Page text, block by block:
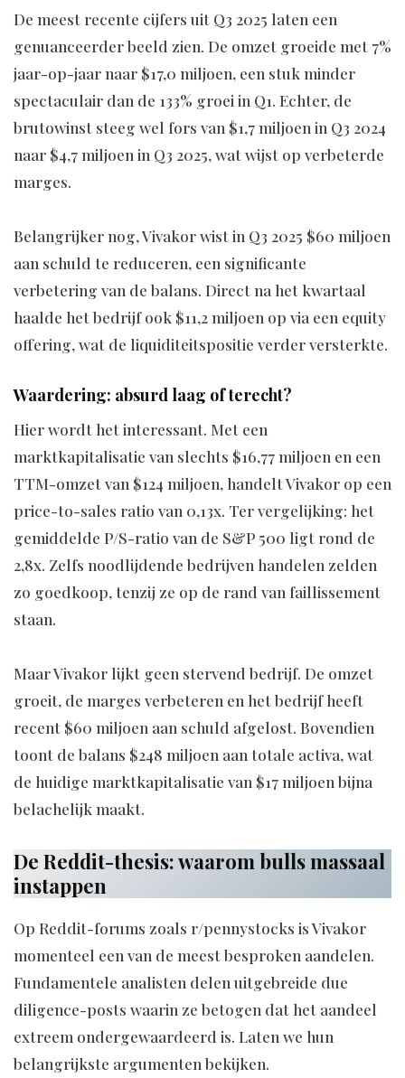
De meest recente cijfers uit Q3 2025 laten een
genuanceerder beeld zien. De omzet groeide met 7%
jaar-op-jaar naar $17,0 miljoen, een stuk minder
spectaculair dan de 133% groei in Q1. Echter, de
brutowinst steeg wel fors van $1,7 miljoen in Q3 2024
naar $4,7 miljoen in Q3 2025, wat wijst op verbeterde
marges.
Belangrijker nog, Vivakor wist in Q3 2025 $60 miljoen
aan schuld te reduceren, een significante
verbetering van de balans. Direct na het kwartaal
haalde het bedrijf ook $11,2 miljoen op via een equity
offering, wat de liquiditeitspositie verder versterkte.
Waardering: absurd laag of terecht?
Hier wordt het interessant. Met een
marktkapitalisatie van slechts $16,77 miljoen en een
TTM-omzet van $124 miljoen, handelt Vivakor op een
price-to-sales ratio van 0,13x. Ter vergelijking: het
gemiddelde P/S-ratio van de S&P 500 ligt rond de
2,8x. Zelfs noodlijdende bedrijven handelen zelden
zo goedkoop, tenzij ze op de rand van faillissement
staan.
Maar Vivakor lijkt geen stervend bedrijf. De omzet
groeit, de marges verbeteren en het bedrijf heeft
recent $60 miljoen aan schuld afgelost. Bovendien
toont de balans $248 miljoen aan totale activa, wat
de huidige marktkapitalisatie van $17 miljoen bijna
belachelijk maakt.
De Reddit-thesis: waarom bulls massaal
instappen
Op Reddit-forums zoals r/pennystocks is Vivakor
momenteel een van de meest besproken aandelen.
Fundamentele analisten delen uitgebreide due
diligence-posts waarin ze betogen dat het aandeel
extreem ondergewaardeerd is. Laten we hun
belangrijkste argumenten bekijken.